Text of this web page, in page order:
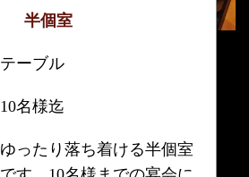
半個室
テーブル
10名様迄
ゆったり落ち着ける半個室